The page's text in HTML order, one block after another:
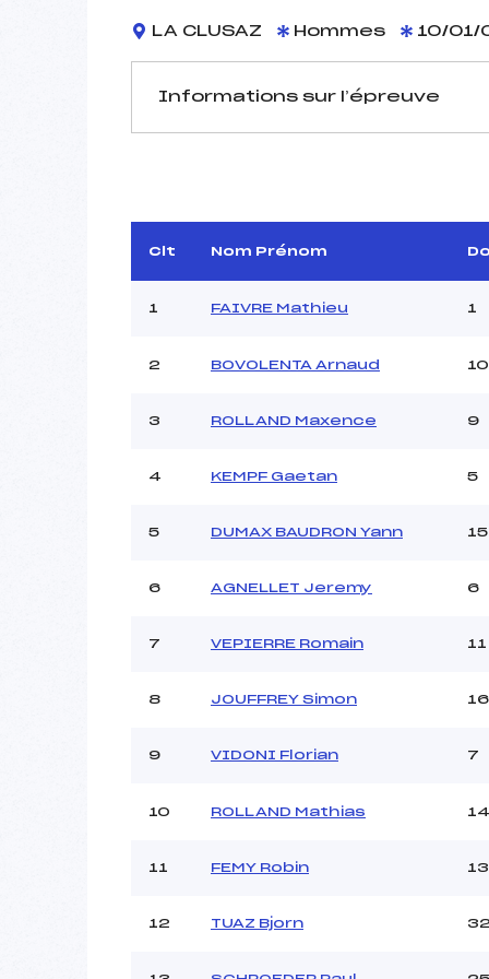
LA CLUSAZ Hommes 10/01/
Informations sur l’épreuve
Arbitre :
Assistant :
MANCHE 1
Heure de départ :
Ouvreurs A :
Ouvreurs C :
Pénalité appliquée :
Clt Nom Prénom
1 FAIVRE Mathieu 1
2 BOVOLENTA Arnaud 10
3 ROLLAND Maxence 9
4 KEMPF Gaetan 5
5 DUMAX BAUDRON Yann 15
6 AGNELLET Jeremy 6
7 VEPIERRE Romain 11
8 JOUFFREY Simon 16
9 VIDONI Florian 7
10 ROLLAND Mathias 14
11 FEMY Robin 13
12 TUAZ Bjorn 32